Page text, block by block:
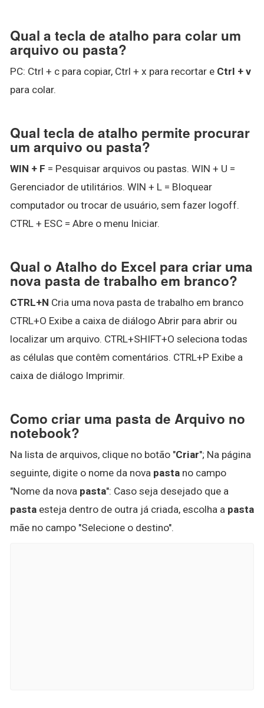
Qual a tecla de atalho para colar um
arquivo ou pasta?
PC: Ctrl + c para copiar, Ctrl + x para recortar e Ctrl + v
para colar.
Qual tecla de atalho permite procurar
um arquivo ou pasta?
WIN + F = Pesquisar arquivos ou pastas. WIN + U =
Gerenciador de utilitários. WIN + L = Bloquear
computador ou trocar de usuário, sem fazer logoff.
CTRL + ESC = Abre o menu Iniciar.
Qual o Atalho do Excel para criar uma
nova pasta de trabalho em branco?
CTRL+N Cria uma nova pasta de trabalho em branco
CTRL+O Exibe a caixa de diálogo Abrir para abrir ou
localizar um arquivo. CTRL+SHIFT+O seleciona todas
as células que contêm comentários. CTRL+P Exibe a
caixa de diálogo Imprimir.
Como criar uma pasta de Arquivo no
notebook?
Na lista de arquivos, clique no botão "Criar"; Na página
seguinte, digite o nome da nova pasta no campo
"Nome da nova pasta": Caso seja desejado que a
pasta esteja dentro de outra já criada, escolha a pasta
mãe no campo "Selecione o destino".